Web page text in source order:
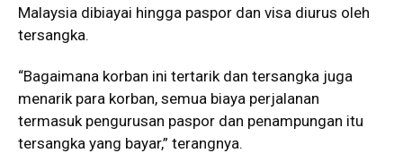
Malaysia dibiayai hingga paspor dan visa diurus oleh
tersangka.
“Bagaimana korban ini tertarik dan tersangka juga
menarik para korban, semua biaya perjalanan
termasuk pengurusan paspor dan penampungan itu
tersangka yang bayar,” terangnya.